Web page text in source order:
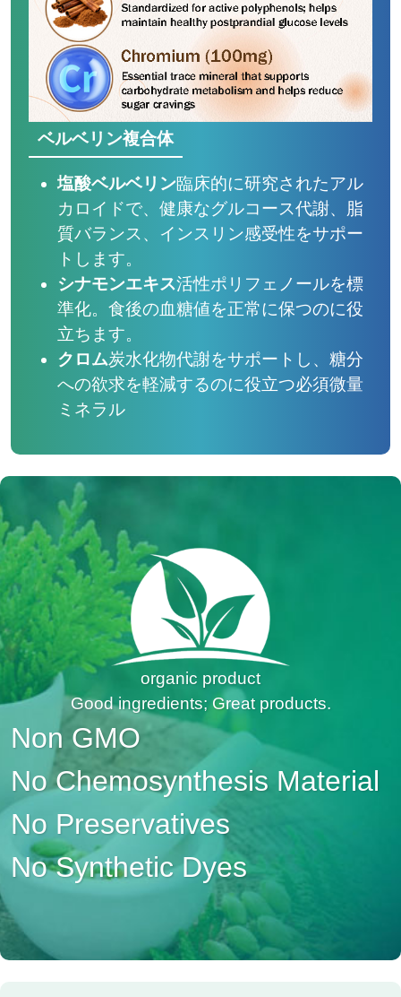
ベルベリン複合体
塩酸ベルベリン臨床的に研究されたアル
カロイドで、健康なグルコース代謝、脂
質バランス、インスリン感受性をサポー
トします。
シナモンエキス活性ポリフェノールを標
準化。食後の血糖値を正常に保つのに役
立ちます。
クロム炭水化物代謝をサポートし、糖分
への欲求を軽減するのに役立つ必須微量
ミネラル
organic product
Good ingredients; Great products.
Non GMO
No Chemosynthesis Material
No Preservatives
No Synthetic Dyes